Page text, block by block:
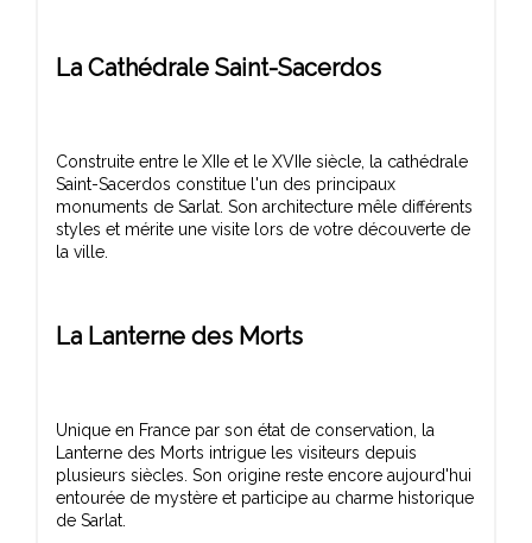
La Cathédrale Saint-Sacerdos
Construite entre le XIIe et le XVIIe siècle, la cathédrale
Saint-Sacerdos constitue l'un des principaux
monuments de Sarlat. Son architecture mêle différents
styles et mérite une visite lors de votre découverte de
La Lanterne des Morts
Unique en France par son état de conservation, la
Lanterne des Morts intrigue les visiteurs depuis
plusieurs siècles. Son origine reste encore aujourd'hui
entourée de mystère et participe au charme historique